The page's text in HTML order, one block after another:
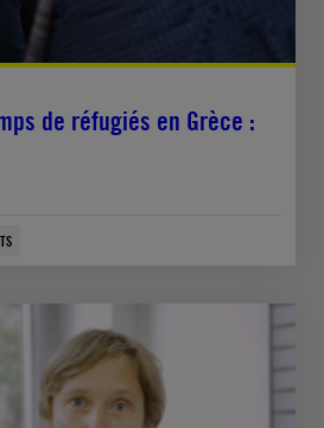
de réfugiés en Grèce :